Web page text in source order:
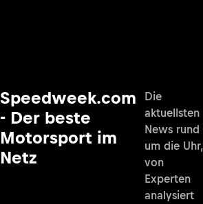
Speedweek.com
- Der beste
Motorsport im
Netz
Die
aktuellsten
News rund
um die Uhr,
von
Experten
analysiert